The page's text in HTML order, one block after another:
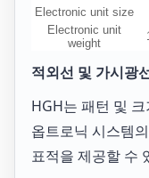
Electronic unit size
Electronic unit
weight
적외선 및 가시광
HGH는 패턴 및
옵트로닉 시스템
표적을 제공할 수